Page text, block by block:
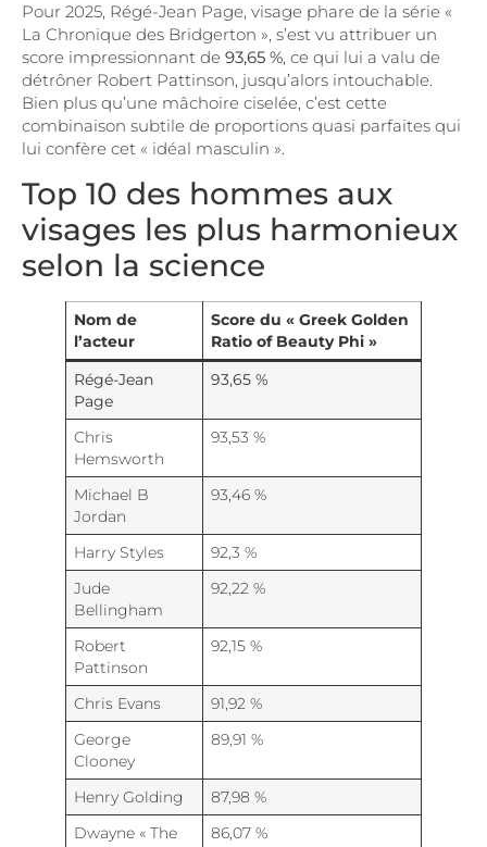
Pour 2025, Régé-Jean Page, visage phare de la série «
La Chronique des Bridgerton », s’est vu attribuer un
score impressionnant de 93,65 %, ce qui lui a valu de
détrôner Robert Pattinson, jusqu’alors intouchable.
Bien plus qu’une mâchoire ciselée, c’est cette
combinaison subtile de proportions quasi parfaites qui
lui confère cet « idéal masculin ».
Top 10 des hommes aux
visages les plus harmonieux
selon la science
Nom de
l’acteur
Score du « Greek Golden
Ratio of Beauty Phi »
Régé-Jean
Page
93,65 %
Chris
Hemsworth
93,53 %
Michael B
Jordan
93,46 %
Harry Styles 92,3 %
Jude
Bellingham
92,22 %
Robert
Pattinson
92,15 %
Chris Evans 91,92 %
George
Clooney
89,91 %
Henry Golding 87,98 %
Dwayne « The
86,07 %